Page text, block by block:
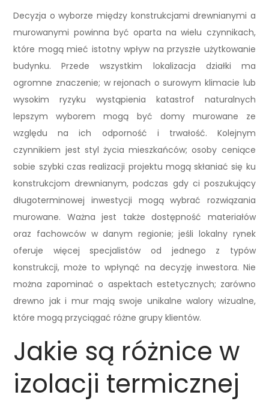
Decyzja o wyborze między konstrukcjami drewnianymi a
murowanymi powinna być oparta na wielu czynnikach,
które mogą mieć istotny wpływ na przyszłe użytkowanie
budynku. Przede wszystkim lokalizacja działki ma
ogromne znaczenie; w rejonach o surowym klimacie lub
wysokim ryzyku wystąpienia katastrof naturalnych
lepszym wyborem mogą być domy murowane ze
względu na ich odporność i trwałość. Kolejnym
czynnikiem jest styl życia mieszkańców; osoby ceniące
sobie szybki czas realizacji projektu mogą skłaniać się ku
konstrukcjom drewnianym, podczas gdy ci poszukujący
długoterminowej inwestycji mogą wybrać rozwiązania
murowane. Ważna jest także dostępność materiałów
oraz fachowców w danym regionie; jeśli lokalny rynek
oferuje więcej specjalistów od jednego z typów
konstrukcji, może to wpłynąć na decyzję inwestora. Nie
można zapominać o aspektach estetycznych; zarówno
drewno jak i mur mają swoje unikalne walory wizualne,
które mogą przyciągać różne grupy klientów.
Jakie są różnice w
izolacji termicznej